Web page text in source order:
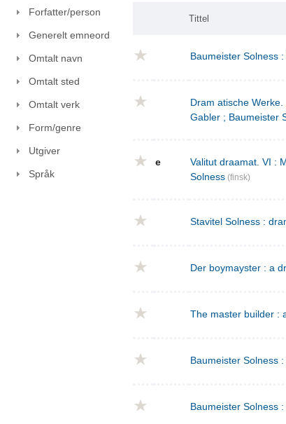
Forfatter/person
Generelt emneord
Omtalt navn
Omtalt sted
Omtalt verk
Form/genre
Utgiver
Språk
Tittel
Baumeister Solness
Dram atische
Gabler ; Baumeister
e
Valitut draamat. VI :
Solness (finsk)
Stavitel Solness :
Der boymayster : a
The master builder :
Baumeister Solness
Baumeister Solness